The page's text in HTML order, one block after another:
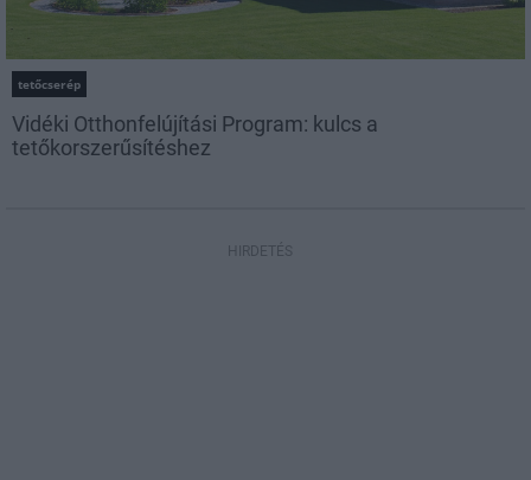
tetőcserép
Vidéki Otthonfelújítási Program: kulcs a
tetőkorszerűsítéshez
HIRDETÉS